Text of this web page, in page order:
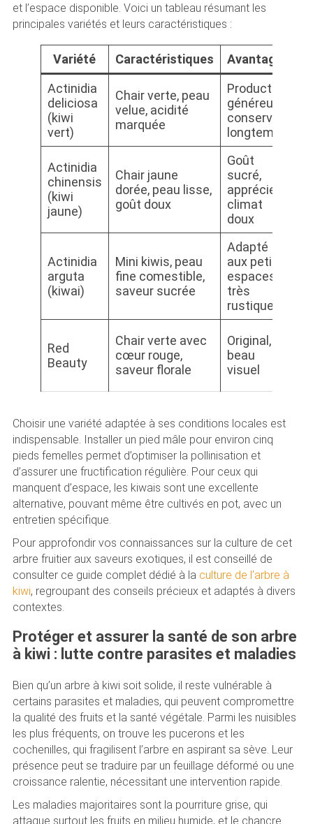
et l’espace disponible. Voici un tableau résumant les
principales variétés et leurs caractéristiques :
Variété Caractéristiques Avantages
Actinidia
deliciosa
(kiwi
vert)
Chair verte, peau
velue, acidité
marquée
Production
généreuse,
conserve
longtemps
Actinidia
chinensis
(kiwi
jaune)
Chair jaune
dorée, peau lisse,
goût doux
Goût
sucré,
apprécie le
climat
doux
Actinidia
arguta
(kiwai)
Mini kiwis, peau
fine comestible,
saveur sucrée
Adapté
aux petits
espaces,
très
rustique
Red
Beauty
Chair verte avec
cœur rouge,
saveur florale
Original,
beau
visuel
Choisir une variété adaptée à ses conditions locales est
indispensable. Installer un pied mâle pour environ cinq
pieds femelles permet d’optimiser la pollinisation et
d’assurer une fructification régulière. Pour ceux qui
manquent d’espace, les kiwais sont une excellente
alternative, pouvant même être cultivés en pot, avec un
entretien spécifique.
Pour approfondir vos connaissances sur la culture de cet
arbre fruitier aux saveurs exotiques, il est conseillé de
consulter ce guide complet dédié à la culture de l’arbre à
kiwi, regroupant des conseils précieux et adaptés à divers
contextes.
Protéger et assurer la santé de son arbre
à kiwi : lutte contre parasites et maladies
Bien qu’un arbre à kiwi soit solide, il reste vulnérable à
certains parasites et maladies, qui peuvent compromettre
la qualité des fruits et la santé végétale. Parmi les nuisibles
les plus fréquents, on trouve les pucerons et les
cochenilles, qui fragilisent l’arbre en aspirant sa sève. Leur
présence peut se traduire par un feuillage déformé ou une
croissance ralentie, nécessitant une intervention rapide.
Les maladies majoritaires sont la pourriture grise, qui
attaque surtout les fruits en milieu humide, et le chancre